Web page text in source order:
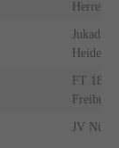
Jukadio
FT 1844
Freiburg
JV